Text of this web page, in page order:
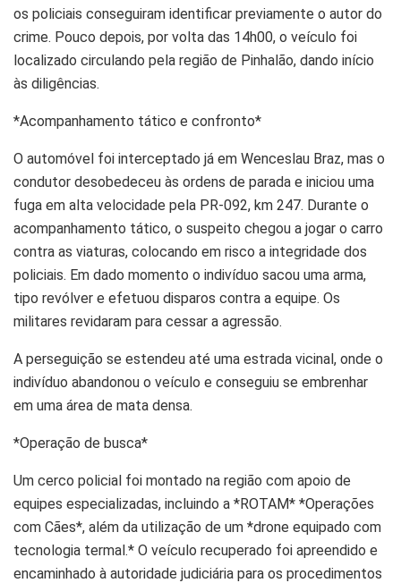
os policiais conseguiram identificar previamente o autor do
crime. Pouco depois, por volta das 14h00, o veículo foi
localizado circulando pela região de Pinhalão, dando início
às diligências.
*Acompanhamento tático e confronto*
O automóvel foi interceptado já em Wenceslau Braz, mas o
condutor desobedeceu às ordens de parada e iniciou uma
fuga em alta velocidade pela PR-092, km 247. Durante o
acompanhamento tático, o suspeito chegou a jogar o carro
contra as viaturas, colocando em risco a integridade dos
policiais. Em dado momento o indivíduo sacou uma arma,
tipo revólver e efetuou disparos contra a equipe. Os
militares revidaram para cessar a agressão.
A perseguição se estendeu até uma estrada vicinal, onde o
indivíduo abandonou o veículo e conseguiu se embrenhar
em uma área de mata densa.
*Operação de busca*
Um cerco policial foi montado na região com apoio de
equipes especializadas, incluindo a *ROTAM* *Operações
com Cães*, além da utilização de um *drone equipado com
tecnologia termal.* O veículo recuperado foi apreendido e
encaminhado à autoridade judiciária para os procedimentos